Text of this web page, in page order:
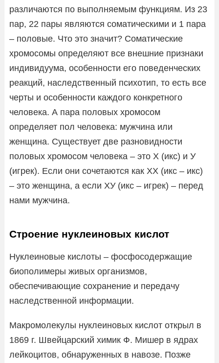
различаются по выполняемым функциям. Из 23
пар, 22 пары являются соматическими и 1 пара
– половые. Что это значит? Соматические
хромосомы определяют все внешние признаки
индивидуума, особенности его поведенческих
реакций, наследственный психотип, то есть все
черты и особенности каждого конкретного
человека. А пара половых хромосом
определяет пол человека: мужчина или
женщина. Существует две разновидности
половых хромосом человека – это Х (икс) и У
(игрек). Если они сочетаются как ХХ (икс – икс)
– это женщина, а если ХУ (икс – игрек) – перед
нами мужчина.
Строение нуклеиновых кислот
Нуклеиновые кислоты – фосфосодержащие
биополимеры живых организмов,
обеспечивающие сохранение и передачу
наследственной информации.
Макромолекулы нуклеиновых кислот открыл в
1869 г. Швейцарский химик Ф. Мишер в ядрах
лейкоцитов, обнаруженных в навозе. Позже